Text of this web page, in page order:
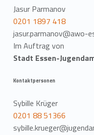
Jasur Parmanov
0201 1897 418
jasur.parmanov@awo-
Im Auftrag von
Stadt Essen-
Kontaktpersonen
Sybille Krüger
0201 88 51366